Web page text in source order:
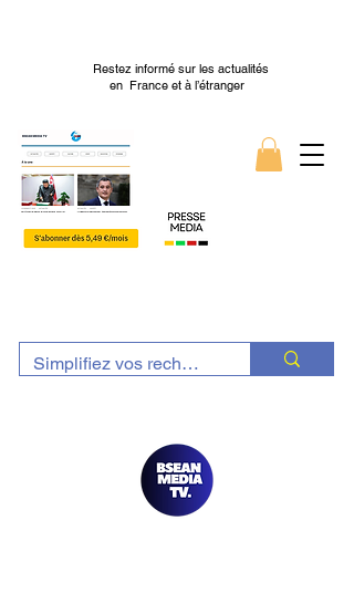
Restez informé sur les actualités
en France et à l’étranger